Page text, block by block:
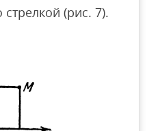
стрелкой (рис. 7).